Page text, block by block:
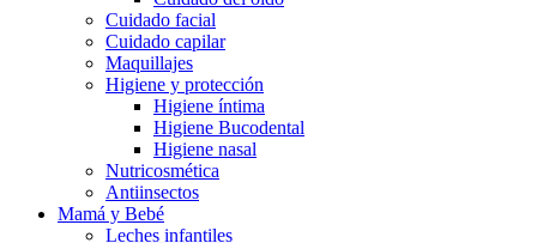
Cuidado facial
Cuidado capilar
Maquillajes
Higiene y protección
Higiene íntima
Higiene Bucodental
Higiene nasal
Nutricosmética
Antiinsectos
Mamá y Bebé
Leches infantiles